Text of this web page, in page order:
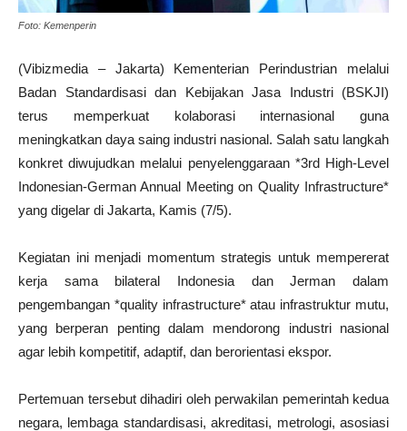
Foto: Kemenperin
(Vibizmedia – Jakarta) Kementerian Perindustrian melalui
Badan Standardisasi dan Kebijakan Jasa Industri (BSKJI)
terus memperkuat kolaborasi internasional guna
meningkatkan daya saing industri nasional. Salah satu langkah
konkret diwujudkan melalui penyelenggaraan *3rd High-Level
Indonesian-German Annual Meeting on Quality Infrastructure*
yang digelar di Jakarta, Kamis (7/5).
Kegiatan ini menjadi momentum strategis untuk mempererat
kerja sama bilateral Indonesia dan Jerman dalam
pengembangan *quality infrastructure* atau infrastruktur mutu,
yang berperan penting dalam mendorong industri nasional
agar lebih kompetitif, adaptif, dan berorientasi ekspor.
Pertemuan tersebut dihadiri oleh perwakilan pemerintah kedua
negara, lembaga standardisasi, akreditasi, metrologi, asosiasi